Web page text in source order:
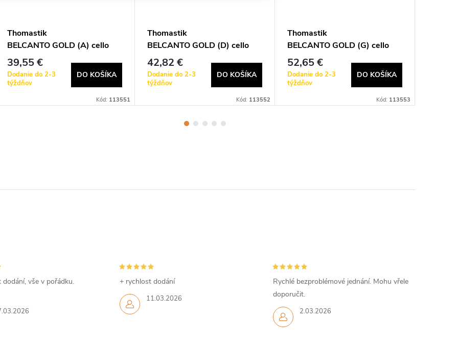
Thomastik
BELCANTO GOLD (A) cello
BC25G
39,55 €
Dodanie do 2-3
týždňov
DO KOŠÍKA
Kód: 113551
Thomastik
BELCANTO GOLD (D) cello
BC27G
42,82 €
Dodanie do 2-3
týždňov
DO KOŠÍKA
Kód: 113552
Thomastik
BELCANTO GOLD (G) cello
BC28G
52,65 €
Dodanie do 2-3
týždňov
DO KOŠÍKA
Kód: 113553
vše v pořádku.
11.03.2026
+ rychlost dodání
2.03.2026
Rychlé bezproblémové jednání. Mohu vřele
doporučit.